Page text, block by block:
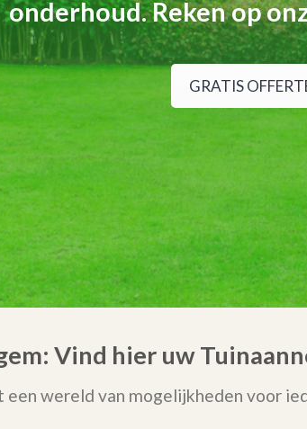
onderhoud. Reken op
GRATIS
Vind hier uw
wereld van mogelijkheden voor